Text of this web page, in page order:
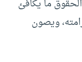
ما يكافئ
ويصون